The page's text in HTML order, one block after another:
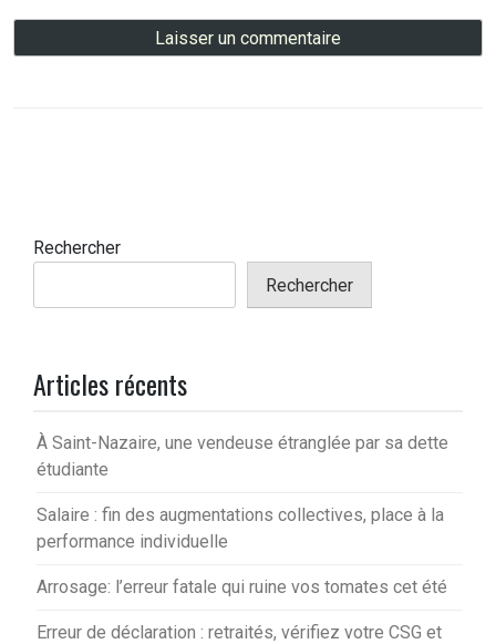
Rechercher
Rechercher
Articles récents
À Saint-Nazaire, une vendeuse étranglée par sa dette
étudiante
Salaire : fin des augmentations collectives, place à la
performance individuelle
Arrosage: l’erreur fatale qui ruine vos tomates cet été
Erreur de déclaration : retraités, vérifiez votre CSG et